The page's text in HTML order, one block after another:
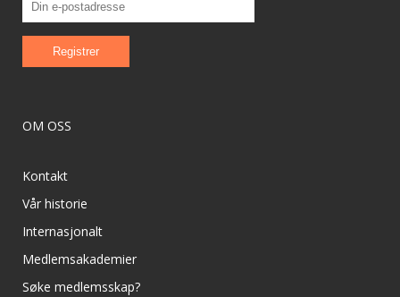
OM OSS
Kontakt
Vår historie
Internasjonalt
Medlemsakademier
Søke medlemsskap?